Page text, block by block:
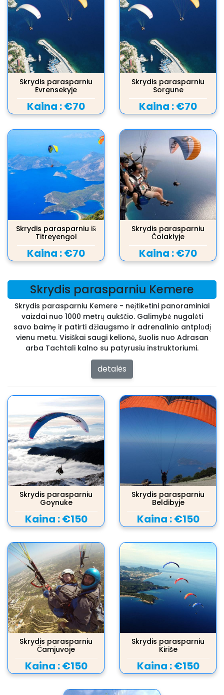
Skrydis parasparniu
Evrensekyje
Kaina :€70
Skrydis parasparniu
Sorgune
Kaina :€70
Skrydis parasparniu iš
Titreyengol
Kaina :€70
Skrydis parasparniu
Čolaklyje
Kaina :€70
Skrydis parasparniu Kemere
Skrydis parasparniu Kemere - neįtikėtini panoraminiai
vaizdai nuo 1000 metrų aukščio. Galimybė nugalėti
savo baimę ir patirti džiaugsmo ir adrenalinio antplūdį
vienu metu. Visiškai saugi kelionė, šuolis nuo Adrasan
arba Tachtali kalno su patyrusiu instruktoriumi.
detalės
Skrydis parasparniu
Goynuke
Kaina :€150
Skrydis parasparniu
Beldibyje
Kaina :€150
Skrydis parasparniu
Čamjuvoje
Kaina :€150
Skrydis parasparniu
Kiriše
Kaina :€150